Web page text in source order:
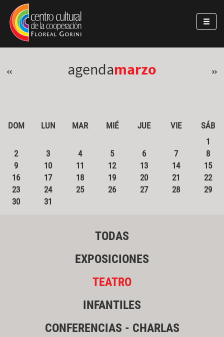
Pasar al contenido principal
Jump to main content
« agendamarzo »
DOM LUN MAR MIÉ JUE VIE
SÁB
1
2
3 4 5 6 7
8
9
10 11 12 13 14
15
16
17 18 19 20 21
22
23
24 25 26 27 28
29
30
31
TODAS
EXPOSICIONES
TEATRO
INFANTILES
CONFERENCIAS - CHARLAS